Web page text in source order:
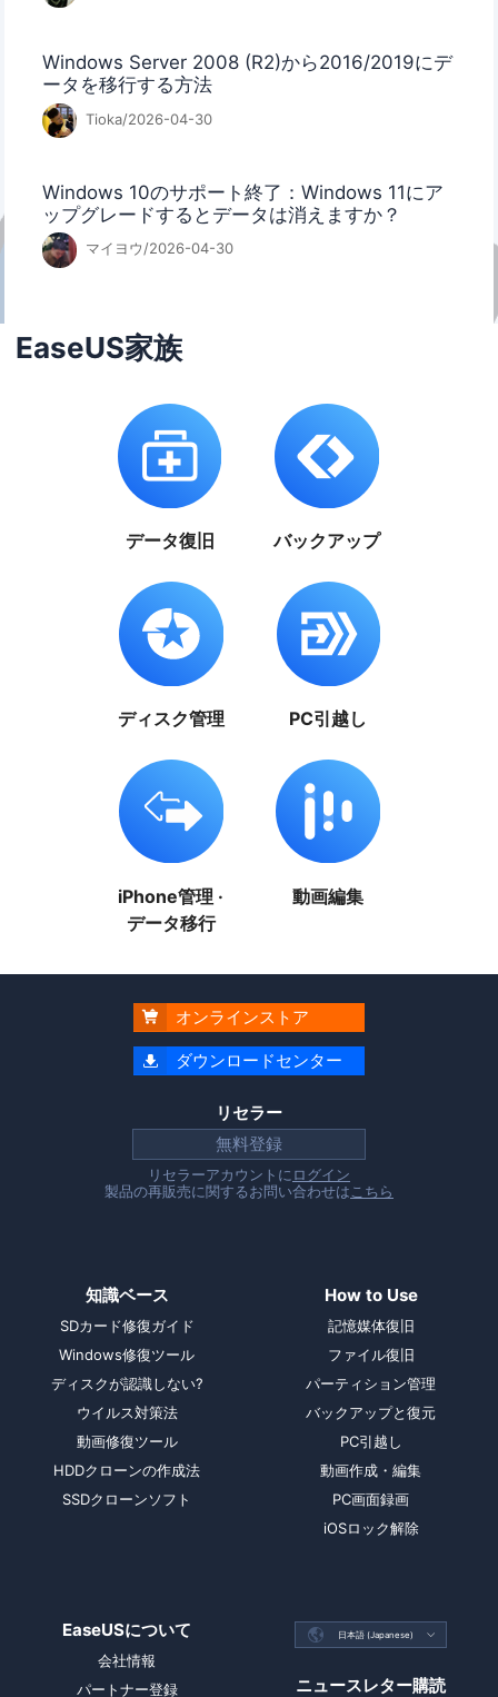
Windows Server 2008 (R2)から2016/2019にデ
ータを移行する方法
Tioka/2026-04-30
Windows 10のサポート終了：Windows 11にア
ップグレードするとデータは消えますか？
マイヨウ/2026-04-30
EaseUS家族
データ復旧 バックアップ
ディスク管理 PC引越し
iPhone管理 ·
データ移行
動画編集
 オンラインストア
 ダウンロードセンター
リセラー
無料登録
リセラーアカウントに ログイン
製品の再販売に関するお問い合わせは こちら
知識ベース
SDカード修復ガイド
Windows修復ツール
ディスクが認識しない?
ウイルス対策法
動画修復ツール
HDDクローンの作成法
SSDクローンソフト
How to Use
記憶媒体復旧
ファイル復旧
パーティション管理
バックアップと復元
PC引越し
動画作成・編集
PC画面録画
iOSロック解除
EaseUSについて
会社情報
パートナー登録
 日本語 (Japanese) 
ニュースレター購読